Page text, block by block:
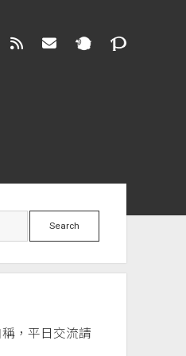
Search
，平日交流請